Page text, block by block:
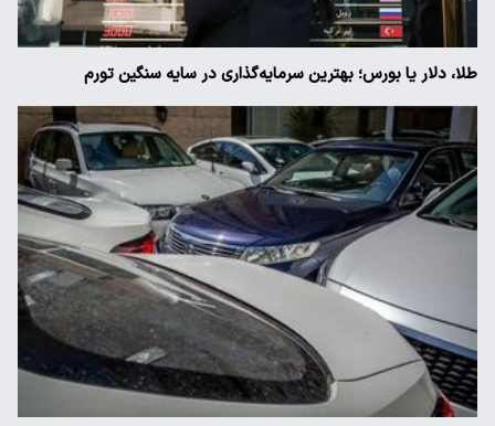
طلا، دلار یا بورس؛ بهترین سرمایه‌گذاری در سایه سنگین تورم